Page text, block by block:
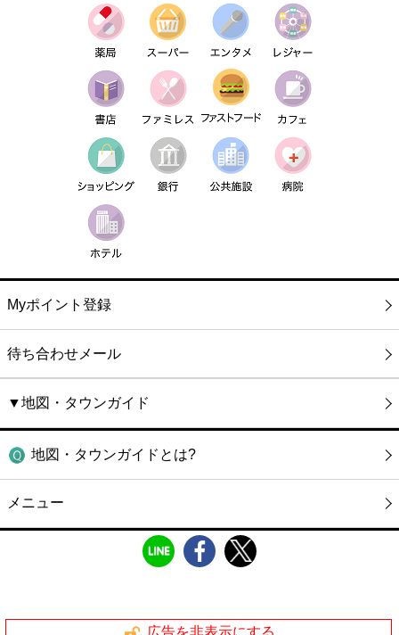
Myポイント登録
待ち合わせメール
▼地図・タウンガイド
地図・タウンガイドとは?
メニュー
広告を非表示にする